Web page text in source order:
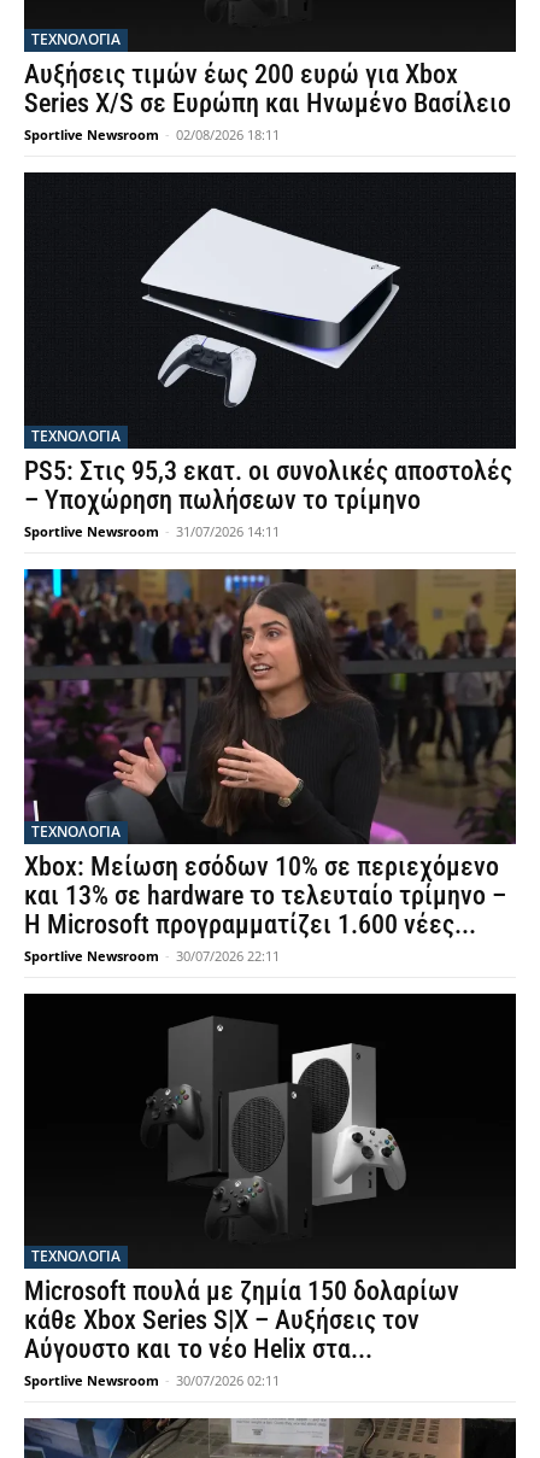
ΤΕΧΝΟΛΟΓΙΑ
Αυξήσεις τιμών έως 200 ευρώ για Xbox
Series X/S σε Ευρώπη και Ηνωμένο Βασίλειο
Sportlive Newsroom - 02/08/2026 18:11
ΤΕΧΝΟΛΟΓΙΑ
PS5: Στις 95,3 εκατ. οι συνολικές αποστολές
– Υποχώρηση πωλήσεων το τρίμηνο
Sportlive Newsroom - 31/07/2026 14:11
ΤΕΧΝΟΛΟΓΙΑ
Xbox: Μείωση εσόδων 10% σε περιεχόμενο
και 13% σε hardware το τελευταίο τρίμηνο –
Η Microsoft προγραμματίζει 1.600 νέες...
Sportlive Newsroom - 30/07/2026 22:11
ΤΕΧΝΟΛΟΓΙΑ
Microsoft πουλά με ζημία 150 δολαρίων
κάθε Xbox Series S|X – Αυξήσεις τον
Αύγουστο και το νέο Helix στα...
Sportlive Newsroom - 30/07/2026 02:11